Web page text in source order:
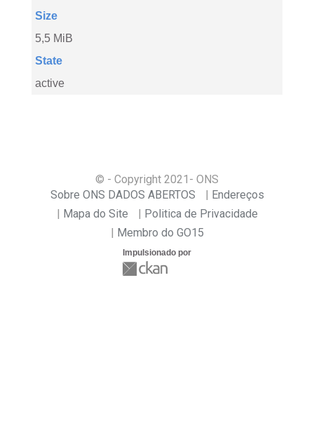
Size
5,5 MiB
State
active
© - Copyright 2021 - ONS
Sobre ONS DADOS ABERTOS
Endereços
Mapa do Site
Politica de Privacidade
Membro do GO15
Impulsionado por